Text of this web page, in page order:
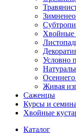
Хвойные
Условно
Живая
Саженцы
Курсы и
Хвойные
Каталог